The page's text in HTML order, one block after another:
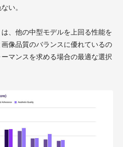
い。
、他の中型モデルを上回る性能を
像品質のバランスに優れているの
マンスを求める場合の最適な選択